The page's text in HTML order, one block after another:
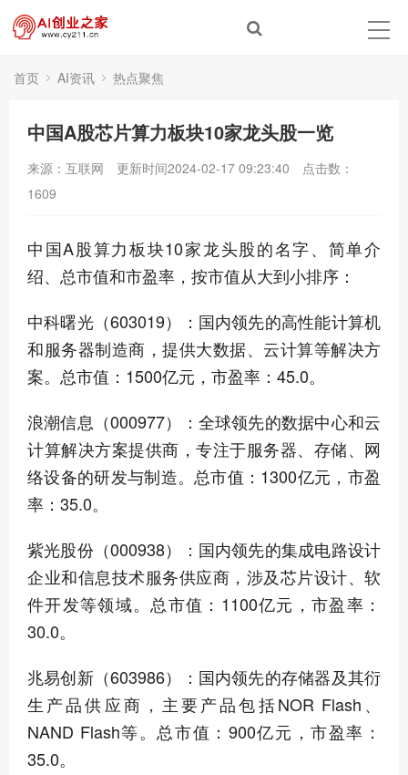
首页 AI资讯 热点聚焦
中国A股芯片算力板块10家龙头股一览
来源：互联网 更新时间2024-02-17 09:23:40
点击数：
1609
中国A股算力板块10家龙头股的名字、简单介
绍、总市值和市盈率，按市值从大到小排序：
中科曙光（603019）：国内领先的高性能计算机
和服务器制造商，提供大数据、云计算等解决方
案。总市值：1500亿元，市盈率：45.0。
浪潮信息（000977）：全球领先的数据中心和云
计算解决方案提供商，专注于服务器、存储、网
络设备的研发与制造。总市值：1300亿元，市盈
率：35.0。
紫光股份（000938）：国内领先的集成电路设计
企业和信息技术服务供应商，涉及芯片设计、软
件开发等领域。总市值：1100亿元，市盈率：
30.0。
兆易创新（603986）：国内领先的存储器及其衍
生产品供应商，主要产品包括NOR Flash、
NAND Flash等。总市值：900亿元，市盈率：
35.0。